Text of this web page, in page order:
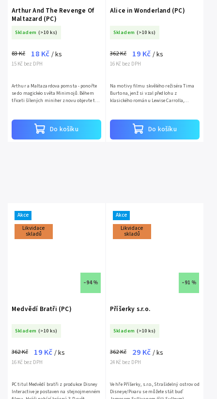
Arthur And The Revenge Of
Maltazard (PC)
Skladem (>10 ks)
15 Kč bez DPH
83 Kč 18 Kč / ks
Do košíku
Arthur a Maltazardova pomsta - ponořte
se do magickéo světa Minimojů. Během
třiceti šílených miniher znovu objevte ty
Alice in Wonderland (PC)
Skladem (>10 ks)
16 Kč bez DPH
362 Kč 19 Kč / ks
Do košíku
Na motivy filmu skvělého režiséra Tima
Burtona, jenž si vzal předlohu z
klasického románu Lewise Carrolla,
Akce
Likvidace
skladů
–94 %
Medvědí Bratři (PC)
Skladem (>10 ks)
16 Kč bez DPH
362 Kč 19 Kč / ks
PC titul Medvědí bratři z produkce Disney
Interactive je postaven na stejnojmenném
Akce
Likvidace
skladů
–91 %
Příšerky s.r.o.
Skladem (>10 ks)
24 Kč bez DPH
362 Kč 29 Kč / ks
Ve hře Příšerky, s.r.o., Strašidelný ostrov od
Disneye/Pixaru se můžete stát buď